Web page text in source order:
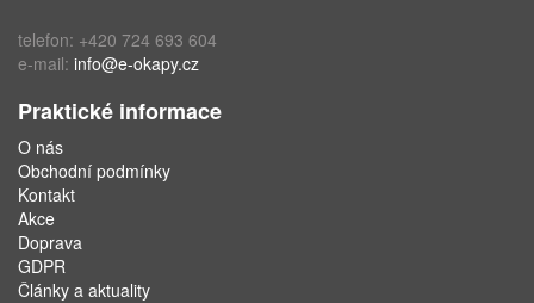
telefon: +420 724 693 604
e-mail: info@e-okapy.cz
Praktické informace
O nás
Obchodní podmínky
Kontakt
Akce
Doprava
GDPR
Články a aktuality